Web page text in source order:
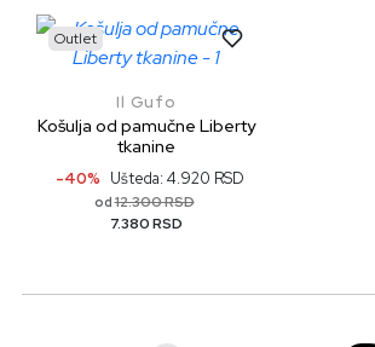
Outlet
Il Gufo
Košulja od pamučne Liberty
tkanine
-40% Ušteda: 4.920 RSD
od12.300 RSD
7.380 RSD